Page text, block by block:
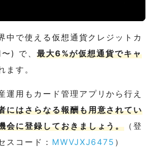
中で使える仮想通貨クレジットカ
) で、 最大6%が仮想通貨でキャ
ます。
運用もカード管理アプリから行え
にはさらなる報酬も用意されてい
会に登録しておきましょう。 （登
スコード： MWVJXJ6475 ）